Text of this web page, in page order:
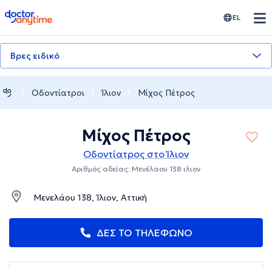
doctoranytime EL
Βρες ειδικό
Οδοντίατροι Ίλιον Μίχος Πέτρος
Μίχος Πέτρος
Οδοντίατρος στο Ίλιον
Αριθμός αδείας: Μενέλαου 138 ιλιον
Μενελάου 138, Ίλιον, Αττική
ΔΕΣ ΤΟ ΤΗΛΕΦΩΝΟ